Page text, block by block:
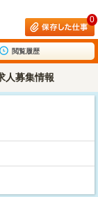
0
閲覧履歴
人募集情報